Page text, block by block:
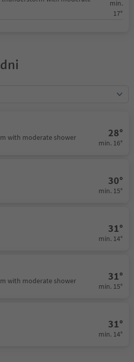
min.
17°
with moderate shower
28°
min. 16°
30°
min. 15°
31°
min. 14°
with moderate shower
31°
min. 15°
31°
min. 14°